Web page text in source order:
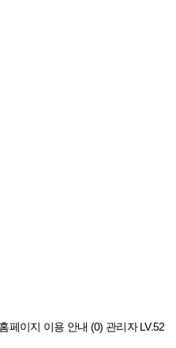
페이지 이용 안내 (0) 관리자 LV.52